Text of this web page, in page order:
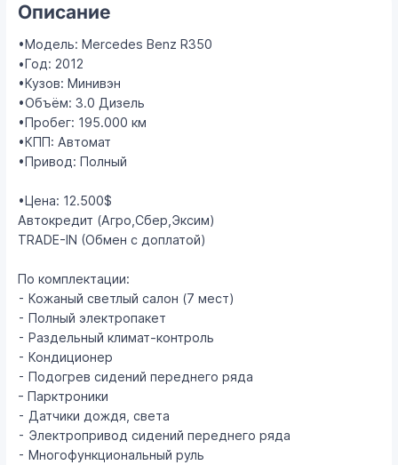
Описание
•Модель: Mercedes Benz R350
•Год: 2012
•Кузов: Минивэн
•Объём: 3.0 Дизель
•Пробег: 195.000 км
•КПП: Автомат
•Привод: Полный
•Цена: 12.500$
Автокредит (Агро,Сбер,Эксим)
TRADE-IN (Обмен с доплатой)
По комплектации:
⁃ Кожаный светлый салон (7 мест)
⁃ Полный электропакет
⁃ Раздельный климат-контроль
⁃ Кондиционер
⁃ Подогрев сидений переднего ряда
- Парктроники
⁃ Датчики дождя, света
⁃ Электропривод сидений переднего ряда
⁃ Многофункциональный руль